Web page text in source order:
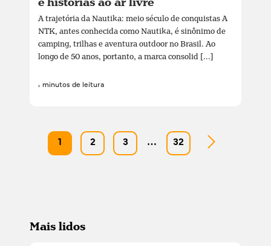
A trajetória da Nautika: meio século de conquistas A
NTK, antes conhecida como Nautika, é sinônimo de
camping, trilhas e aventura outdoor no Brasil. Ao
longo de 50 anos, portanto, a marca consolid [...]
4 minutos de leitura
2 3 … 32
Mais lidos